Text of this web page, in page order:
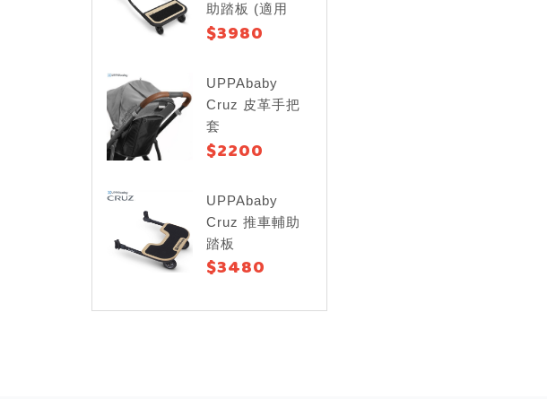
助踏板 (適用
Cruz V2)
$3980
UPPAbaby
Cruz 皮革手把
套
$2200
UPPAbaby
Cruz 推車輔助
踏板
$3480